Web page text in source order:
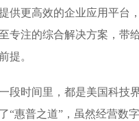
供更高效的企业应用平台
专注的综合解决方案，带
提。
段时间里，都是美国科技
“惠普之道”，虽然经营数